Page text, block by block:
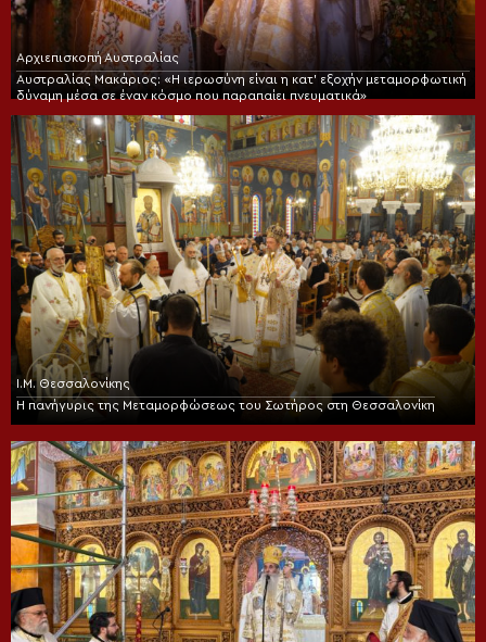
Αρχιεπισκοπή Αυστραλίας
Αυστραλίας Μακάριος: «Η ιερωσύνη είναι η κατ’ εξοχήν μεταμορφωτική
δύναμη μέσα σε έναν κόσμο που παραπαίει πνευματικά»
Ι.Μ. Θεσσαλονίκης
Η πανήγυρις της Μεταμορφώσεως του Σωτήρος στη Θεσσαλονίκη